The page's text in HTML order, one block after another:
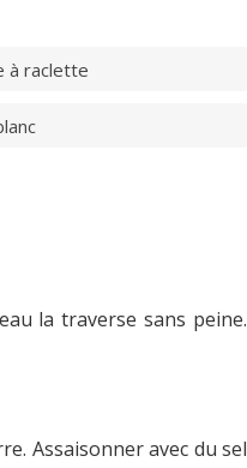
à raclette
la traverse sans peine.
Assaisonner avec du sel